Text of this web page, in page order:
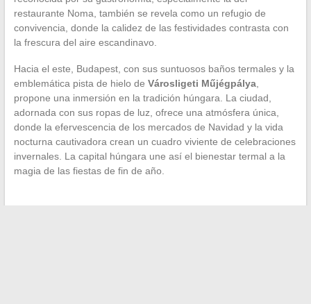
restaurante Noma, también se revela como un refugio de
convivencia, donde la calidez de las festividades contrasta con
la frescura del aire escandinavo.
Hacia el este, Budapest, con sus suntuosos baños termales y la
emblemática pista de hielo de Városligeti Műjégpálya,
propone una inmersión en la tradición húngara. La ciudad,
adornada con sus ropas de luz, ofrece una atmósfera única,
donde la efervescencia de los mercados de Navidad y la vida
nocturna cautivadora crean un cuadro viviente de celebraciones
invernales. La capital húngara une así el bienestar termal a la
magia de las fiestas de fin de año.